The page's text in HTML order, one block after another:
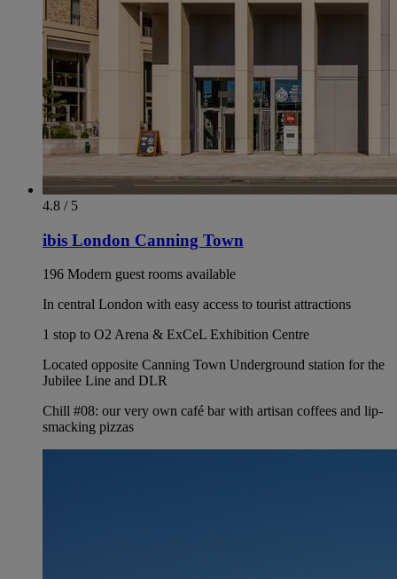
4.8 / 5
ibis London Canning Town
196 Modern guest rooms available
In central London with easy access to tourist attractions
1 stop to O2 Arena & ExCeL Exhibition Centre
Located opposite Canning Town Underground station for the
Jubilee Line and DLR
Chill #08: our very own café bar with artisan coffees and lip-
smacking pizzas